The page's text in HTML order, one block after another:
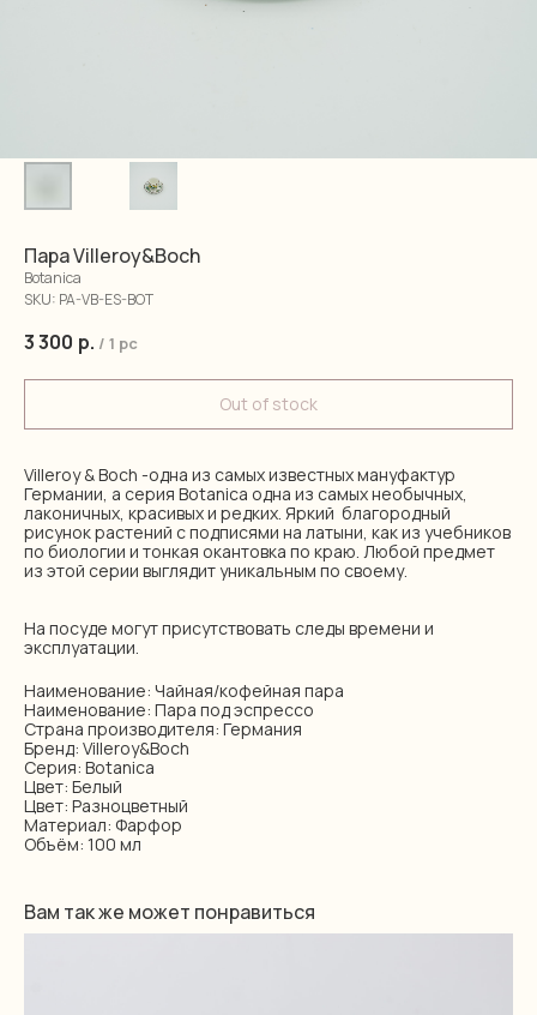
Пара Villeroy&Boch
Botanica
SKU: PA-VB-ES-BOT
3 300 р. / 1 pc
Out of stock
Villeroy & Boch -одна из самых известных мануфактур
Германии, а серия Botanica одна из самых необычных,
лаконичных, красивых и редких. Яркий благородный
рисунок растений с подписями на латыни, как из учебников
по биологии и тонкая окантовка по краю. Любой предмет
из этой серии выглядит уникальным по своему.
На посуде могут присутствовать следы времени и
эксплуатации.
Наименование: Чайная/кофейная пара
Наименование: Пара под эспрессо
Страна производителя: Германия
Бренд: Villeroy&Boch
Серия: Botanica
Цвет: Белый
Цвет: Разноцветный
Материал: Фарфор
Объём: 100 мл
Вам так же может понравиться